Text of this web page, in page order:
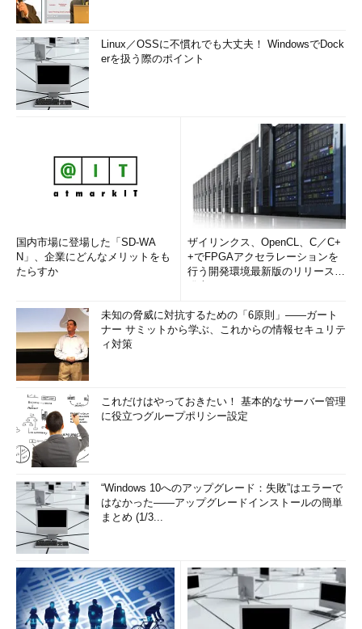
Linux／OSSに不慣れでも大丈夫！ WindowsでDock
erを扱う際のポイント
国内市場に登場した「SD-WA
N」、企業にどんなメリットをも
たらすか
ザイリンクス、OpenCL、C／C+
+でFPGAアクセラレーションを
行う開発環境最新版のリリースを
未知の脅威に対抗するための「6原則」――ガート
ナー サミットから学ぶ、これからの情報セキュリテ
ィ対策
これだけはやっておきたい！ 基本的なサーバー管理
に役立つグループポリシー設定
“Windows 10へのアップグレード：失敗”はエラーで
はなかった――アップグレードインストールの簡単
まとめ (1/3...